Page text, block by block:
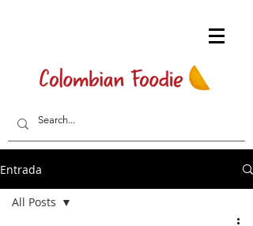
Entrada
All Posts